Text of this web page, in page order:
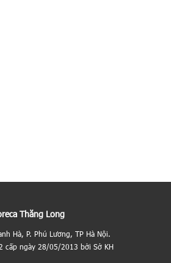
Thăng Long
Hà, P. Phú Lương, TP Hà Nội.
cấp ngày 28/05/2013 bởi Sở KH